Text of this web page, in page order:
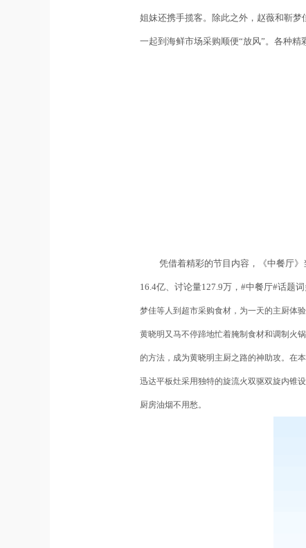
姐妹还携手揽客。除此之外，赵薇和靳梦
一起到海鲜市场采购顺便“放风”。各种精
凭借着精彩的节目内容，《中餐厅
16.4亿、讨论量127.9万， #中餐厅#话题词
梦佳等人到超市采购食材，为一天的主厨体
黄晓明又马不停蹄地忙着腌制食材和调制火
的方法，成为黄晓明主厨之路的神助攻。 在
迅达平板灶采用独特的旋流火双驱双旋内锥
厨房油烟不用愁。